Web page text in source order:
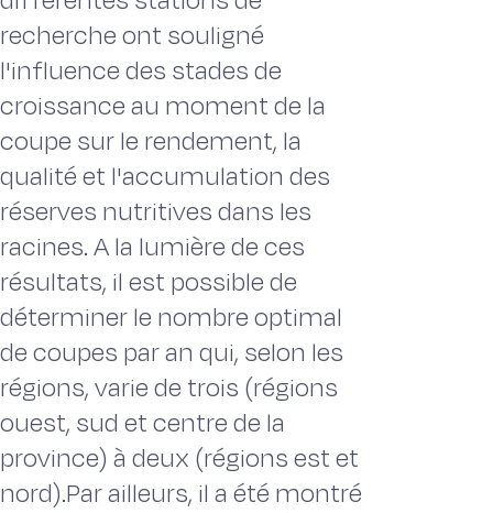
recherche ont souligné
l'influence des stades de
croissance au moment de la
coupe sur le rendement, la
qualité et l'accumulation des
réserves nutritives dans les
racines. A la lumière de ces
résultats, il est possible de
déterminer le nombre optimal
de coupes par an qui, selon les
régions, varie de trois (régions
ouest, sud et centre de la
province) à deux (régions est et
nord).Par ailleurs, il a été montré